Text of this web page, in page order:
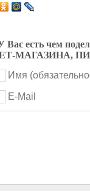
Вас есть чем
МАГАЗИНА,
Имя
E-Mail